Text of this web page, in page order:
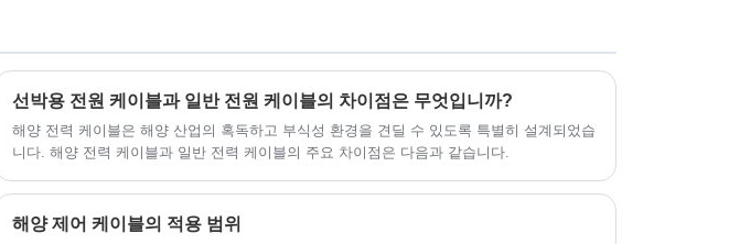
선박용 전원 케이블과 일반 전원 케이블의 차이점은 무엇입니까?
해양 전력 케이블은 해양 산업의 혹독하고 부식성 환경을 견딜 수 있도록 특별히 설계되었습
니다. 해양 전력 케이블과 일반 전력 케이블의 주요 차이점은 다음과 같습니다.
해양 제어 케이블의 적용 범위